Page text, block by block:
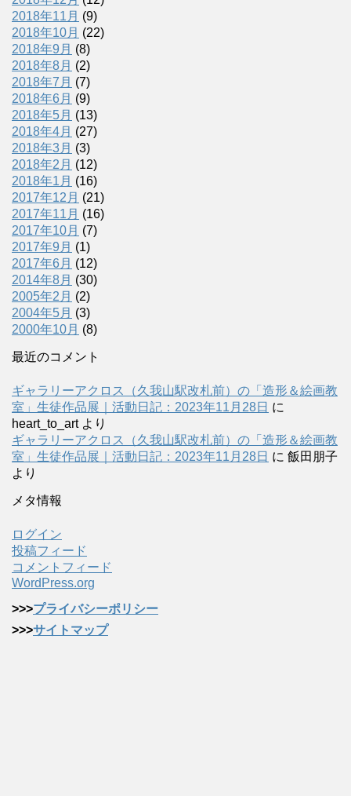
2018年11月 (9)
2018年10月 (22)
2018年9月 (8)
2018年8月 (2)
2018年7月 (7)
2018年6月 (9)
2018年5月 (13)
2018年4月 (27)
2018年3月 (3)
2018年2月 (12)
2018年1月 (16)
2017年12月 (21)
2017年11月 (16)
2017年10月 (7)
2017年9月 (1)
2017年6月 (12)
2014年8月 (30)
2005年2月 (2)
2004年5月 (3)
2000年10月 (8)
最近のコメント
ギャラリーアクロス（久我山駅改札前）の「造形＆絵画教
室」生徒作品展｜活動日記：2023年11月28日 に
heart_to_artより
ギャラリーアクロス（久我山駅改札前）の「造形＆絵画教
室」生徒作品展｜活動日記：2023年11月28日 に 飯田朋子
より
メタ情報
ログイン
投稿フィード
コメントフィード
WordPress.org
>>>プライバシーポリシー
>>>サイトマップ